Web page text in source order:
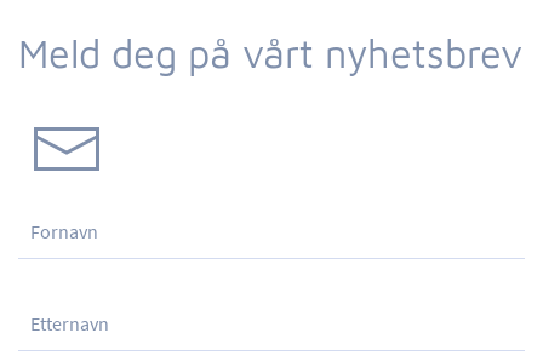
Meld deg på vårt nyhetsbrev